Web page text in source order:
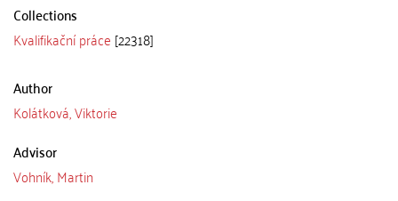
Collections
Kvalifikační práce [22318]
Author
Kolátková, Viktorie
Advisor
Vohník, Martin